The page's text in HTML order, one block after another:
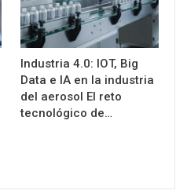
Industria 4.0: IOT, Big
Data e IA en la industria
del aerosol El reto
tecnológico de…